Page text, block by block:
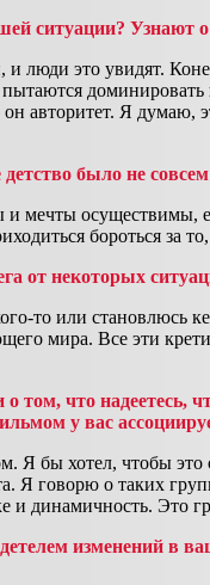
ситуации? Узнают
люди это увидят.
он авторитет. Я
было не
мечты осуществимы,
бороться за
от некоторых
то или становлюсь
мира. Все эти
что надеетесь,
у вас
Я бы хотел, чтобы
Я говорю о таких
и динамичность. Это
изменений в